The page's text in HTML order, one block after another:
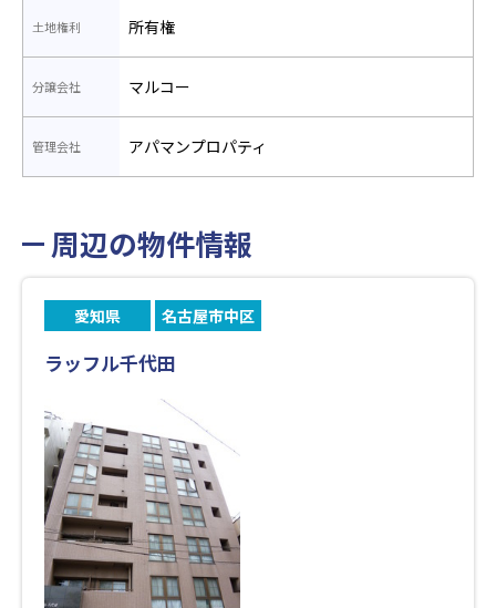
土地権利 所有権
分譲会社 マルコー
管理会社 アパマンプロパティ
周辺の物件情報
愛知県 名古屋市中区
ラッフル千代田